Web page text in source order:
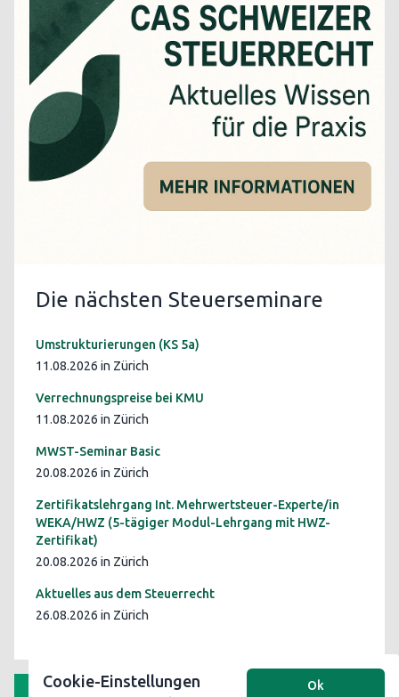
Die nächsten Steuerseminare
Umstrukturierungen (KS 5a)
11.08.2026 in Zürich
Verrechnungspreise bei KMU
11.08.2026 in Zürich
MWST-Seminar Basic
20.08.2026 in Zürich
Zertifikatslehrgang Int. Mehrwertsteuer-Experte/in
WEKA/HWZ (5-tägiger Modul-Lehrgang mit HWZ-
Zertifikat)
20.08.2026 in Zürich
Aktuelles aus dem Steuerrecht
26.08.2026 in Zürich
Cookie-Einstellungen Ok